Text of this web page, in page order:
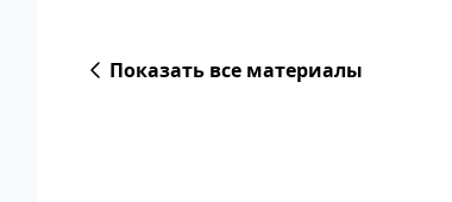
Показать все материалы